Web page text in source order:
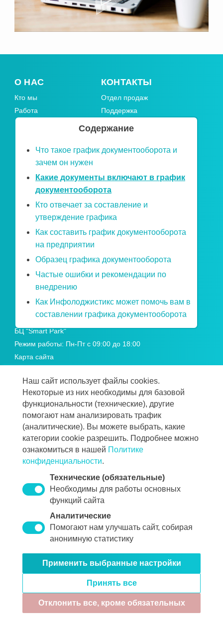
Содержание
Что такое график документооборота и
зачем он нужен
Какие документы включают в график
документооборота
Кто отвечает за составление и
утверждение графика
Как составить график документооборота
на предприятии
Образец графика документооборота
Частые ошибки и рекомендации по
внедрению
Как Инфолоджистикс может помочь вам в
составлении графика документооборота
О НАС
Кто мы
Работа
Все услуги
РЕШЕНИЯ
Электронный документооборот
Электронный архив
Электронный кадровый документооборот
Внеофисное хранение
КОНТАКТЫ
Отдел продаж
Поддержка
ОФИСЫ
+7 (499) 755 64-27
Москва,
Научный проезд 14а, строение 1
БЦ "Smart Park"
Режим работы: Пн-Пт с 09:00 до 18:00
Карта сайта
Все офисы
Общество с Ограниченной Ответственностью
«Инфолоджистикс», ИНН: 7731473661 / ОКВЭД:
117246, г. Москва, Научный проезд 14 А, стр. 1,
комната 5.
Коды видов деятельности в области IT по перечню,
утвержденному Приказом Минцифры России от 11
мая 2023 г. № 449: 3.01
Свидетельство государственной регистрации
программы «docuForce» / свидетельство
OnePoint» / свидетельство государственной
регистрации программы «RM-Keeper
свидетельство государственной регистрации
greenDocs »
Наш сайт использует файлы cookies.
Некоторые из них необходимы для базовой
функциональности (технические), другие
помогают нам анализировать трафик
(аналитические). Вы можете выбрать, какие
категории cookie разрешить. Подробнее можно
ознакомиться в нашей Политике
конфиденциальности.
Технические (обязательные)
Необходимы для работы основных
функций сайта
Аналитические
Помогают нам улучшать сайт, собирая
анонимную статистику
Применить выбранные настройки
Принять все
Отклонить все, кроме обязательных